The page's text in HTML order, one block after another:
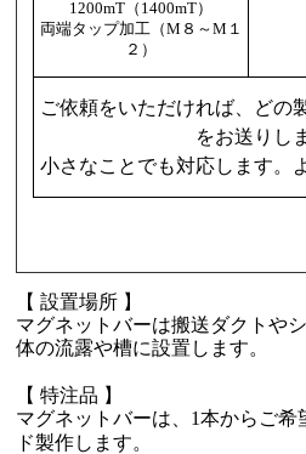
1200mT（1400mT）
両端タップ加工（M８～M１
２）
ご依頼をいただければ、どの
をお送りし
小さなことでも対応します。
【 設置場所 】
マグネットバーは搬送ダクトや
体の流露や槽に設置します。
【 特注品 】
マグネットバーは、1本からご
ド製作します。